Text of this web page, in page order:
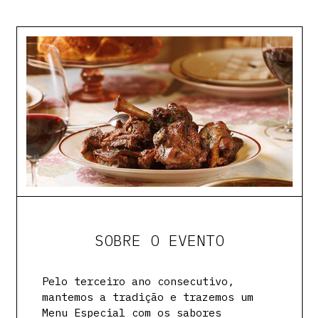
SOBRE O EVENTO
Pelo terceiro ano consecutivo,
mantemos a tradição e trazemos um
Menu Especial com os sabores